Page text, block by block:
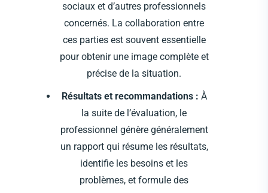
sociaux et d’autres professionnels
concernés. La collaboration entre
ces parties est souvent essentielle
pour obtenir une image complète et
précise de la situation.
Résultats et recommandations : À
la suite de l’évaluation, le
professionnel génère généralement
un rapport qui résume les résultats,
identifie les besoins et les
problèmes, et formule des